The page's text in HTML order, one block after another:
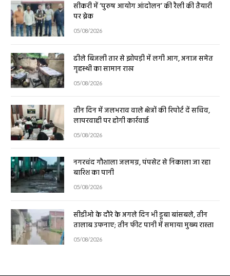
सीकरी में ‘पुरुष आयोग आंदोलन’ की रैली की तैयारी
पर ब्रेक
05/08/2026
ढीले बिजली तार से झोपड़ी में लगी आग, अनाज समेत
गृहस्थी का सामान राख
05/08/2026
तीन दिन में जलभराव वाले क्षेत्रों की रिपोर्ट दें सचिव,
लापरवाही पर होगी कार्रवाई
05/08/2026
नगरचंद गौशाला जलमग्न, पंपसेट से निकाला जा रहा
बारिश का पानी
05/08/2026
सीडीओ के दौरे के अगले दिन भी डूबा बांसबले, तीन
तालाब उफनाए; तीन फीट पानी में समाया मुख्य रास्ता
05/08/2026